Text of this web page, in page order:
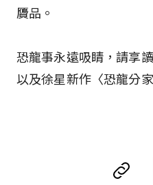
贗品。
恐龍事永遠吸睛，請享
以及徐星新作〈恐龍分